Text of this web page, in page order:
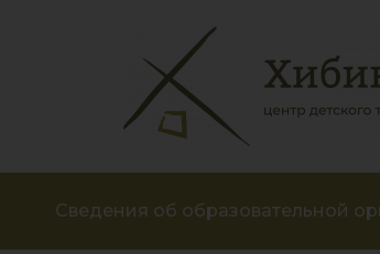
Сведения об образовательной